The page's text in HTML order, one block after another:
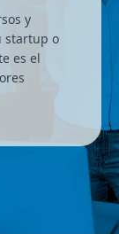
y
startup o
es el